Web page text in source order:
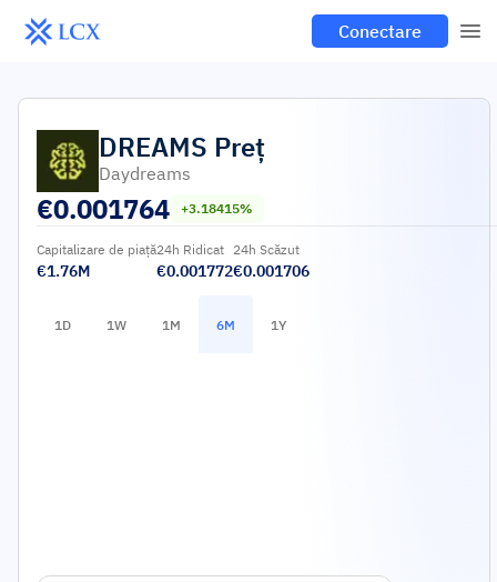
Conectare
DREAMS Preț
Daydreams
€0.001764 +3.18415%
Capitalizare de piață
€1.76M
24h Ridicat
€0.001772
24h Scăzut
€0.001706
1D 1W 1M 6M 1Y